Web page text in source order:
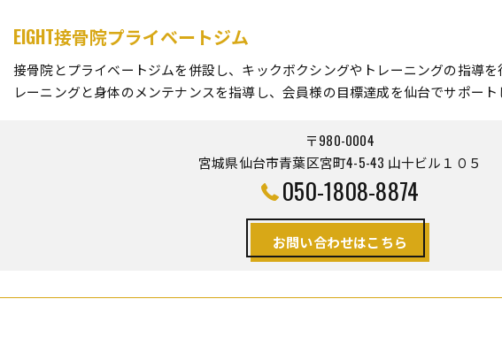
EIGHT接骨院プライベートジム
接骨院とプライベートジムを併設し、キックボクシングやトレーニングの指導
レーニングと身体のメンテナンスを指導し、会員様の目標達成を仙台でサポート
〒980-0004
宮城県仙台市青葉区宮町4-5-43 山十ビル１０５
050-1808-8874
お問い合わせはこちら